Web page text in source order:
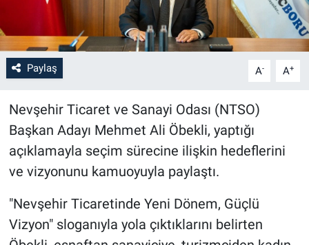
Paylaş A- A+
Nevşehir Ticaret ve Sanayi Odası (NTSO)
Başkan Adayı Mehmet Ali Öbekli, yaptığı
açıklamayla seçim sürecine ilişkin hedeflerini
ve vizyonunu kamuoyuyla paylaştı.
"Nevşehir Ticaretinde Yeni Dönem, Güçlü
Vizyon" sloganıyla yola çıktıklarını belirten
3.Sayfa
Medya
Teknoloji
Röportaj
Kayseri
Niğde